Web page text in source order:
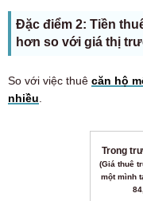
Đặc điểm 2: Tiền
hơn so với giá thị
So với việc thuê căn hộ
nhiều
Trong
(Giá thuê
một mình